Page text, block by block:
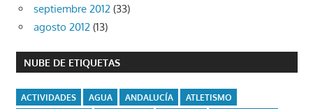
septiembre 2012 (33)
agosto 2012 (13)
NUBE DE ETIQUETAS
ACTIVIDADES AGUA ANDALUCÍA
ATLETISMO